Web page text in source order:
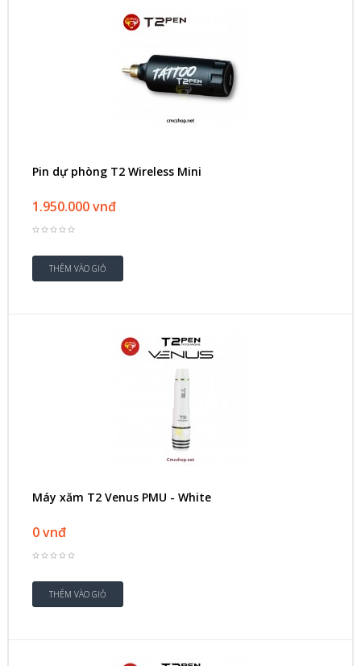
Pin dự phòng T2 Wireless Mini
1.950.000 vnđ
Máy xăm T2 Venus PMU - White
0 vnđ